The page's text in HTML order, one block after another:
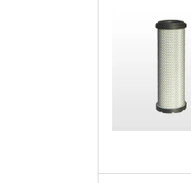
Skifte